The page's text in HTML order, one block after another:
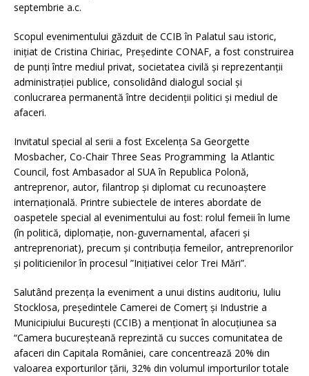
septembrie a.c.
Scopul evenimentului găzduit de CCIB în Palatul sau istoric,
inițiat de Cristina Chiriac, Președinte CONAF, a fost construirea
de punți între mediul privat, societatea civilă și reprezentanții
administrației publice, consolidând dialogul social și
conlucrarea permanentă între decidenții politici și mediul de
afaceri.
Invitatul special al serii a fost Excelența Sa Georgette
Mosbacher, Co-Chair Three Seas Programming la Atlantic
Council, fost Ambasador al SUA în Republica Polonă,
antreprenor, autor, filantrop și diplomat cu recunoaștere
internațională. Printre subiectele de interes abordate de
oaspetele special al evenimentului au fost: rolul femeii în lume
(în politică, diplomație, non-guvernamental, afaceri și
antreprenoriat), precum și contribuția femeilor, antreprenorilor
și politicienilor în procesul ”Inițiativei celor Trei Mări”.
Salutând prezența la eveniment a unui distins auditoriu, Iuliu
Stocklosa, președintele Camerei de Comerț și Industrie a
Municipiului București (CCIB) a menționat în alocuțiunea sa
“Camera bucureșteană reprezintă cu succes comunitatea de
afaceri din Capitala României, care concentrează 20% din
valoarea exporturilor țării, 32% din volumul importurilor totale